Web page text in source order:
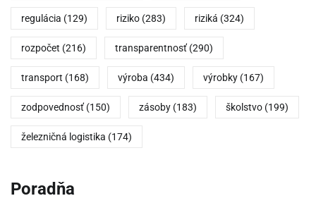
regulácia (129) riziko (283) riziká (324)
rozpočet (216) transparentnosť (290)
transport (168) výroba (434) výrobky (167)
zodpovednosť (150) zásoby (183) školstvo (199)
železničná logistika (174)
Poradňa